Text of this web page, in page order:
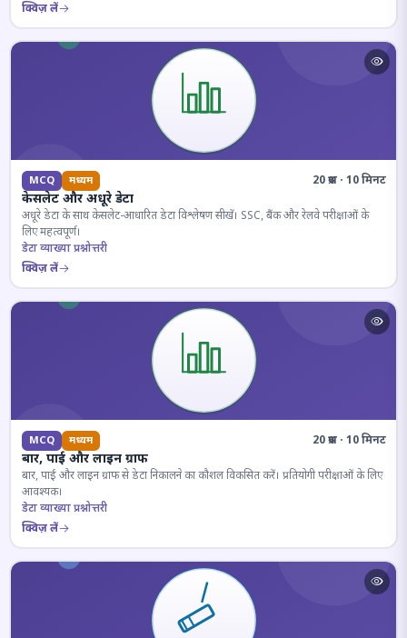
क्विज़ लें
MCQ मध्यम 20 प्रश्न · 10 मिनट
केसलेट और अधूरे डेटा
अधूरे डेटा के साथ केसलेट-आधारित डेटा विश्लेषण सीखें। SSC, बैंक और रेलवे परीक्षाओं के
लिए महत्वपूर्ण।
डेटा व्याख्या प्रश्नोत्तरी
क्विज़ लें
MCQ मध्यम 20 प्रश्न · 10 मिनट
बार, पाई और लाइन ग्राफ
बार, पाई और लाइन ग्राफ से डेटा निकालने का कौशल विकसित करें। प्रतियोगी परीक्षाओं के लिए
आवश्यक।
डेटा व्याख्या प्रश्नोत्तरी
क्विज़ लें